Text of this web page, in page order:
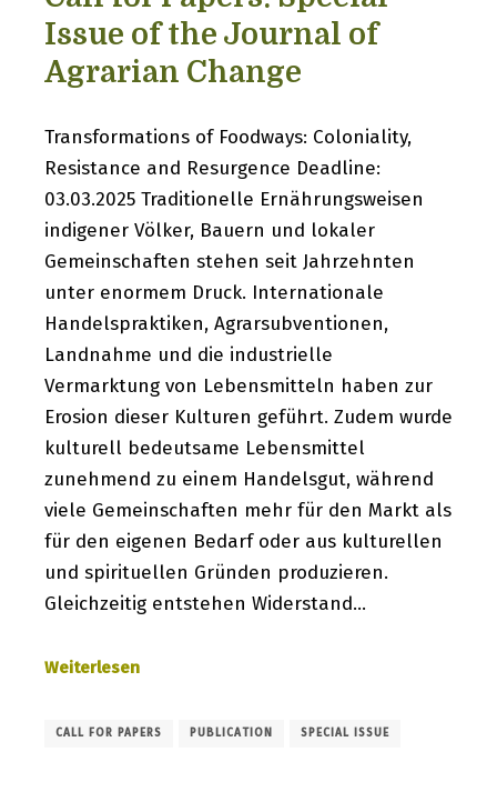
Issue of the Journal of
Agrarian Change
Transformations of Foodways: Coloniality,
Resistance and Resurgence Deadline:
03.03.2025 Traditionelle Ernährungsweisen
indigener Völker, Bauern und lokaler
Gemeinschaften stehen seit Jahrzehnten
unter enormem Druck. Internationale
Handelspraktiken, Agrarsubventionen,
Landnahme und die industrielle
Vermarktung von Lebensmitteln haben zur
Erosion dieser Kulturen geführt. Zudem wurde
kulturell bedeutsame Lebensmittel
zunehmend zu einem Handelsgut, während
viele Gemeinschaften mehr für den Markt als
für den eigenen Bedarf oder aus kulturellen
und spirituellen Gründen produzieren.
Gleichzeitig entstehen Widerstand…
Weiterlesen
CALL FOR PAPERS PUBLICATION SPECIAL ISSUE